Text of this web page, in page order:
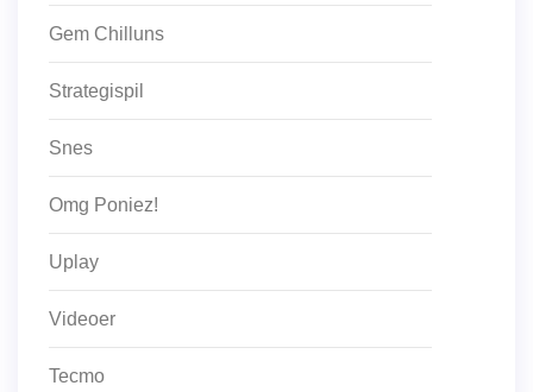
Gem Chilluns
Strategispil
Snes
Omg Poniez!
Uplay
Videoer
Tecmo